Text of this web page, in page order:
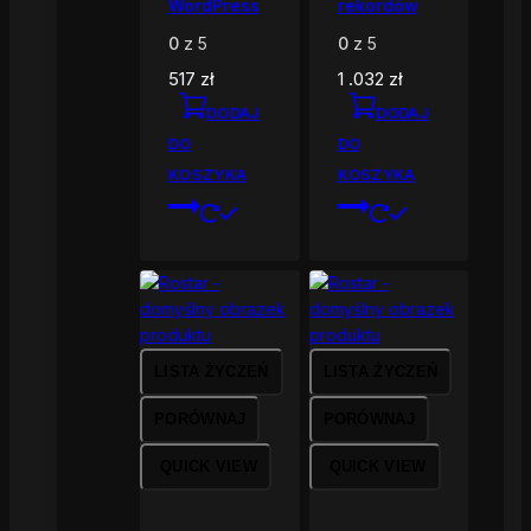
WordPress
0 z 5
517 zł
DODAJ
DO
KOSZYKA
rekordów
0z 5
1 .032 zł
DODAJ
DO
KOSZYKA